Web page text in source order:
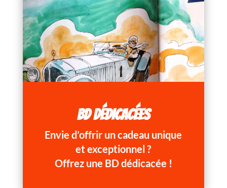
BD DÉDICACÉES
Envie d’offrir un cadeau unique
et exceptionnel ?
Offrez une BD dédicacée !